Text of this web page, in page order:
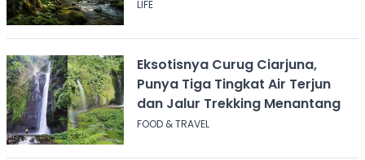
Pesan
LIFE
Eksotisnya Curug Ciarjuna,
Punya Tiga Tingkat Air Terjun
dan Jalur Trekking Menantang
FOOD & TRAVEL